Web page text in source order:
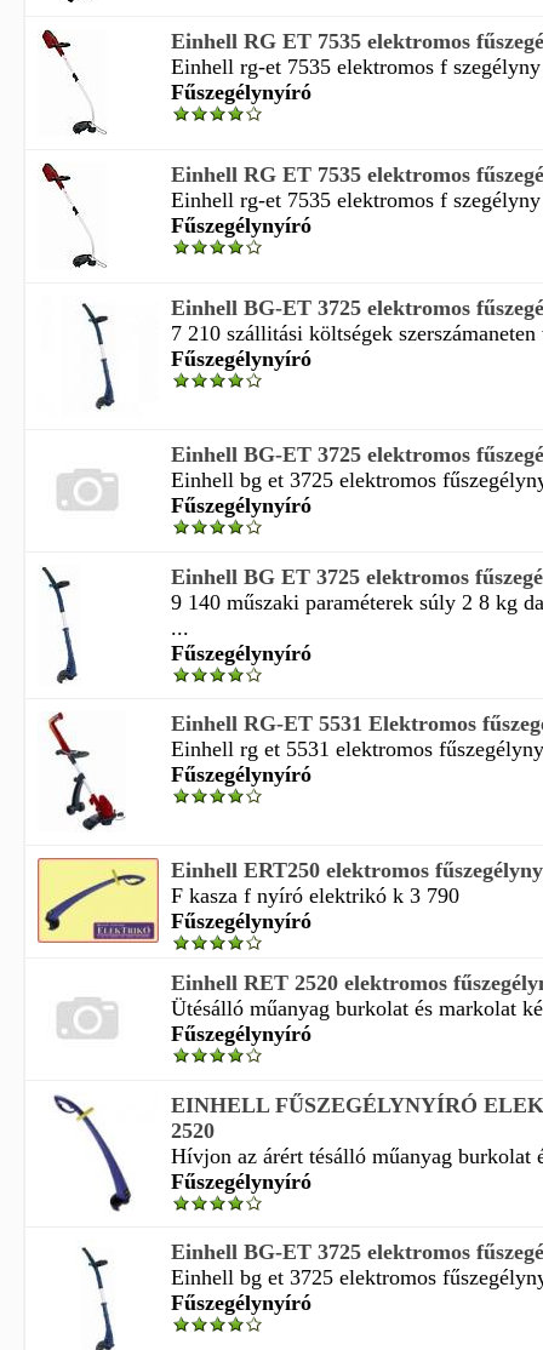
Einhell RG ET 7535 elektromos
Einhell rg-et 7535 elektromos f
Fűszegélynyíró
Einhell RG ET 7535 elektromos
Einhell rg-et 7535 elektromos f
Fűszegélynyíró
Einhell BG-ET 3725 elektromos
7 210 szállitási költségek
Fűszegélynyíró
Einhell BG-ET 3725 elektromos
Einhell bg et 3725 elektromos
Fűszegélynyíró
Einhell BG ET 3725 elektromos
9 140 műszaki paraméterek súly 2 8 kg
...
Fűszegélynyíró
Einhell RG-ET 5531 Elektromos
Einhell rg et 5531 elektromos
Fűszegélynyíró
Einhell ERT250 elektromos
F kasza f nyíró elektrikó k 3 790
Fűszegélynyíró
Einhell RET 2520 elektromos
Ütésálló műanyag burkolat és markolat
Fűszegélynyíró
EINHELL FŰSZEGÉLYNYÍRÓ
2520
Hívjon az árért tésálló műanyag burkolat
Fűszegélynyíró
Einhell BG-ET 3725 elektromos
Einhell bg et 3725 elektromos
Fűszegélynyíró